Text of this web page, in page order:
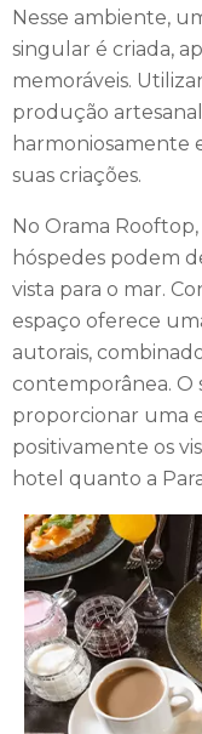
Nesse ambiente,
singular é criada,
memoráveis.
produção
harmoniosamente
suas criações.
No Orama
hóspedes podem
vista para o mar.
espaço oferece
autorais,
contemporânea. O
proporcionar uma
positivamente os
hotel quanto a